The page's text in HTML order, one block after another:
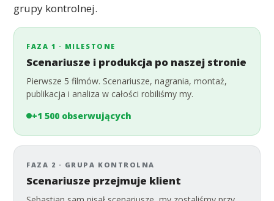
grupy kontrolnej.
FAZA 1 · MILESTONE
Scenariusze i produkcja po naszej stronie
Pierwsze 5 filmów. Scenariusze, nagrania, montaż,
publikacja i analiza w całości robiliśmy my.
+1 500 obserwujących
FAZA 2 · GRUPA KONTROLNA
Scenariusze przejmuje klient